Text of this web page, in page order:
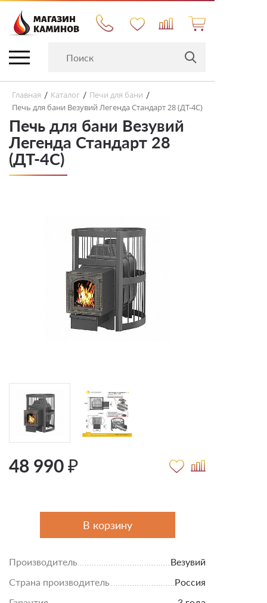
Главная / Каталог / Печи для бани /
Печь для бани Везувий Легенда Стандарт 28 (ДТ-4С)
Печь для бани Везувий
Легенда Стандарт 28
(ДТ-4С)
48 990 ₽
В корзину
Производитель
Везувий
Страна производитель
Россия